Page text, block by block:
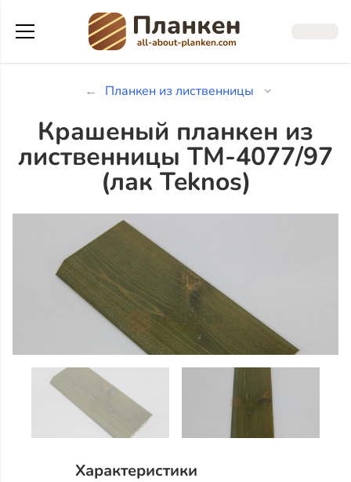
Планкен из лиственницы
Крашеный планкен из
лиственницы TM-4077/97
(лак Teknos)
Характеристики